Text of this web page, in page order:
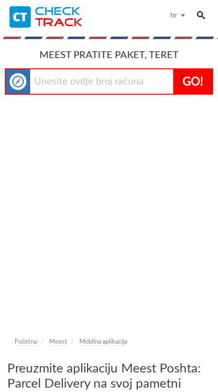
hr
MEEST PRATITE PAKET, TERET
GO!
Početna Meest Mobilna aplikacija
Preuzmite aplikaciju Meest Poshta:
Parcel Delivery na svoj pametni